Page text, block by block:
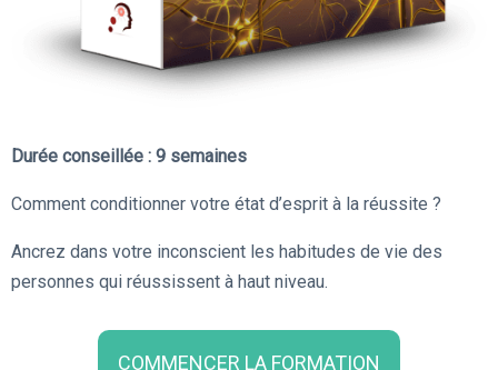
Durée conseillée : 9 semaines
Comment conditionner votre état d’esprit à la réussite ?
Ancrez dans votre inconscient les habitudes de vie des
personnes qui réussissent à haut niveau.
COMMENCER LA FORMATION